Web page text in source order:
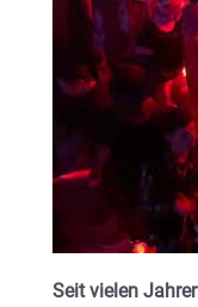
Seit vielen